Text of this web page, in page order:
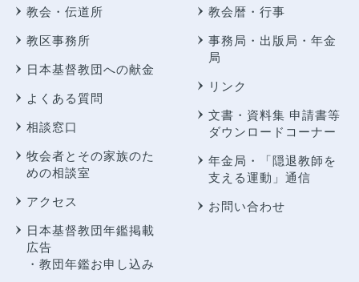
教会・伝道所
教区事務所
日本基督教団への献金
よくある質問
相談窓口
牧会者とその家族のた
めの相談室
アクセス
日本基督教団年鑑掲載
広告
・教団年鑑お申し込み
教会暦・行事
事務局・出版局・年金
局
リンク
文書・資料集 申請書等
ダウンロードコーナー
年金局・
「隠退教師を
支える運動」通信
お問い合わせ